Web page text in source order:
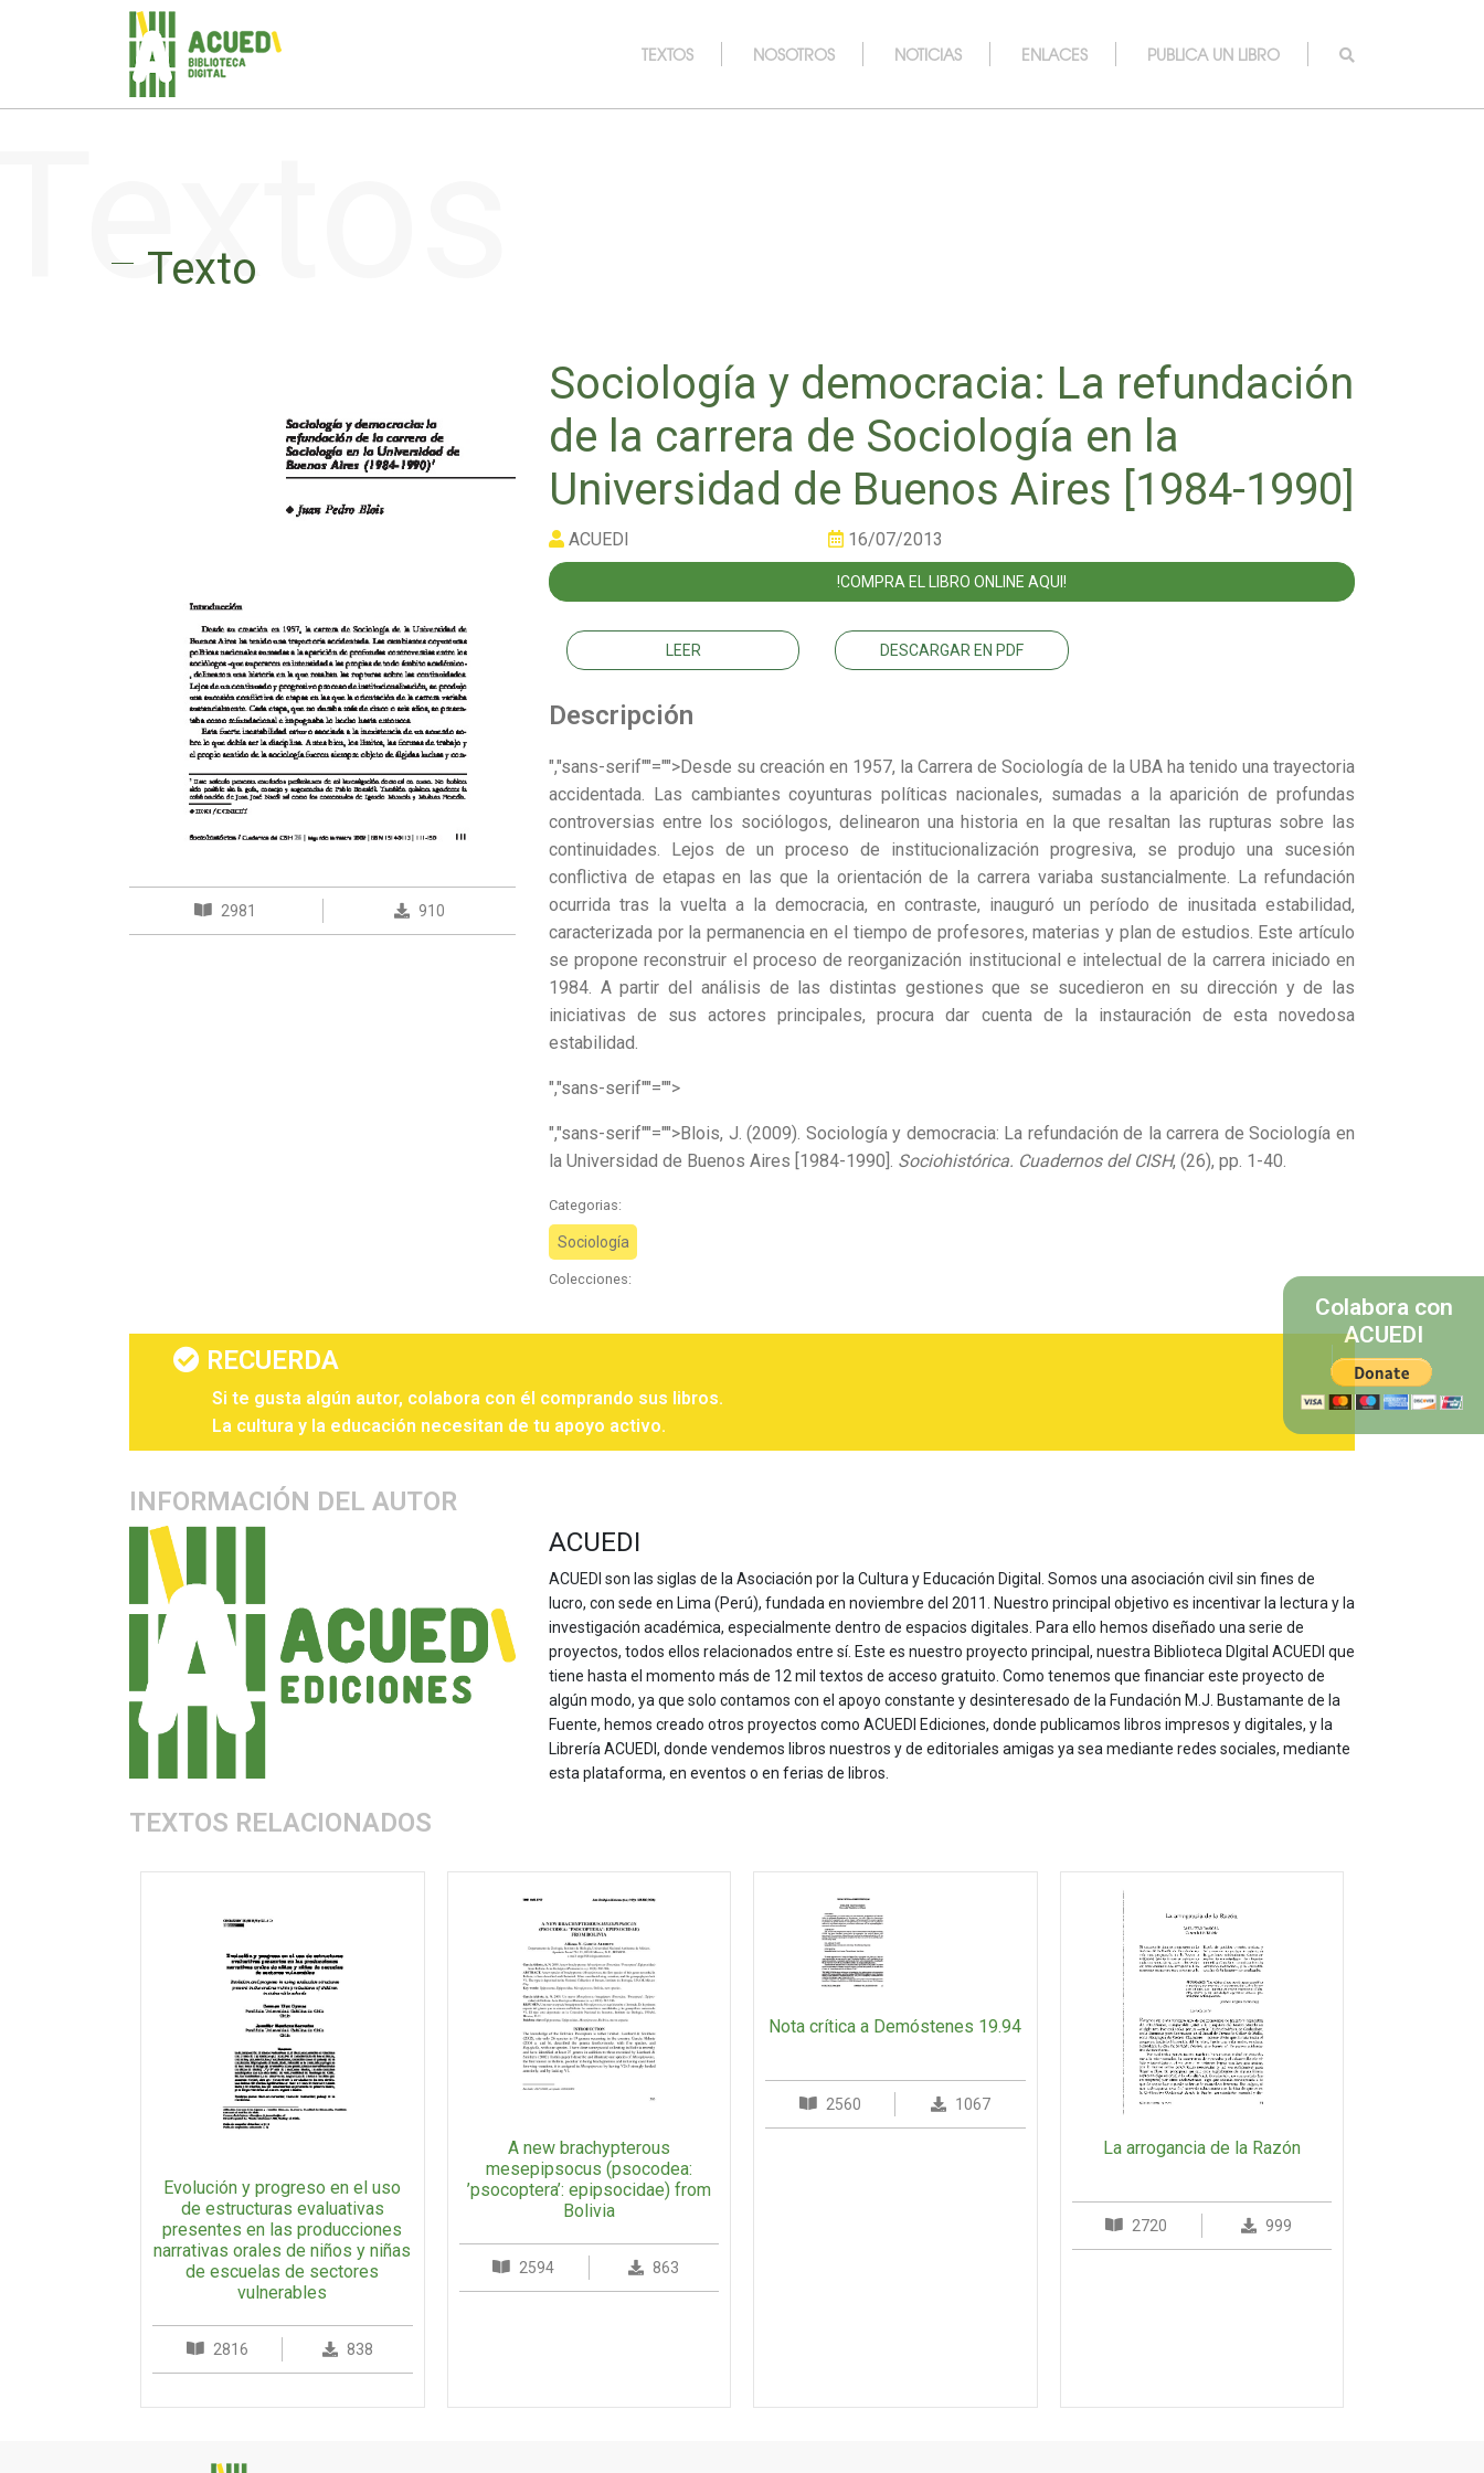
TEXTOS NOSOTROS NOTICIAS ENLACES PUBLICA UN LIBRO
Texto
2981 910
Sociología y democracia: La refundación
de la carrera de Sociología en la
Universidad de Buenos Aires [1984-1990]
ACUEDI 16/07/2013
!COMPRA EL LIBRO ONLINE AQUI!
LEER DESCARGAR EN PDF
Descripción
","sans-serif""="">Desde su creación en 1957, la Carrera de Sociología de la UBA ha tenido una trayectoria
accidentada. Las cambiantes coyunturas políticas nacionales, sumadas a la aparición de profundas
controversias entre los sociólogos, delinearon una historia en la que resaltan las rupturas sobre las
continuidades. Lejos de un proceso de institucionalización progresiva, se produjo una sucesión
conflictiva de etapas en las que la orientación de la carrera variaba sustancialmente. La refundación
ocurrida tras la vuelta a la democracia, en contraste, inauguró un período de inusitada estabilidad,
caracterizada por la permanencia en el tiempo de profesores, materias y plan de estudios. Este artículo
se propone reconstruir el proceso de reorganización institucional e intelectual de la carrera iniciado en
1984. A partir del análisis de las distintas gestiones que se sucedieron en su dirección y de las
iniciativas de sus actores principales, procura dar cuenta de la instauración de esta novedosa
estabilidad.
","sans-serif""="">
","sans-serif""="">Blois, J. (2009). Sociología y democracia: La refundación de la carrera de Sociología en
la Universidad de Buenos Aires [1984-1990]. Sociohistórica. Cuadernos del CISH, (26), pp. 1-40.
Categorias:
Sociología
Colecciones:
RECUERDA
Si te gusta algún autor, colabora con él comprando sus libros.
La cultura y la educación necesitan de tu apoyo activo.
INFORMACIÓN DEL AUTOR
ACUEDI
ACUEDI son las siglas de la Asociación por la Cultura y Educación Digital. Somos una asociación civil sin fines de
lucro, con sede en Lima (Perú), fundada en noviembre del 2011. Nuestro principal objetivo es incentivar la lectura y la
investigación académica, especialmente dentro de espacios digitales. Para ello hemos diseñado una serie de
proyectos, todos ellos relacionados entre sí. Este es nuestro proyecto principal, nuestra Biblioteca DIgital ACUEDI que
tiene hasta el momento más de 12 mil textos de acceso gratuito. Como tenemos que financiar este proyecto de
algún modo, ya que solo contamos con el apoyo constante y desinteresado de la Fundación M.J. Bustamante de la
Fuente, hemos creado otros proyectos como ACUEDI Ediciones, donde publicamos libros impresos y digitales, y la
Librería ACUEDI, donde vendemos libros nuestros y de editoriales amigas ya sea mediante redes sociales, mediante
esta plataforma, en eventos o en ferias de libros.
TEXTOS RELACIONADOS
Evolución y progreso en el uso
de estructuras evaluativas
presentes en las producciones
narrativas orales de niños y niñas
de escuelas de sectores
vulnerables
2816 838
A new brachypterous
mesepipsocus (psocodea:
’psocoptera’: epipsocidae) from
Bolivia
2594 863
Nota crítica a Demóstenes 19.94
2560 1067
La arrogancia de la Razón
2720 999
Colabora con
ACUEDI